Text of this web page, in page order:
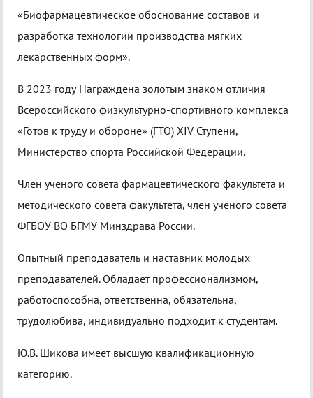
«Биофармацевтическое обоснование составов и
разработка технологии производства мягких
лекарственных форм».
В 2023 году Награждена золотым знаком отличия
Всероссийского физкультурно-спортивного комплекса
«Готов к труду и обороне» (ГТО) XIV Ступени,
Министерство спорта Российской Федерации.
Член ученого совета фармацевтического факультета и
методического совета факультета, член ученого совета
ФГБОУ ВО БГМУ Минздрава России.
Опытный преподаватель и наставник молодых
преподавателей. Обладает профессионализмом,
работоспособна, ответственна, обязательна,
трудолюбива, индивидуально подходит к студентам.
Ю.В. Шикова имеет высшую квалификационную
категорию.